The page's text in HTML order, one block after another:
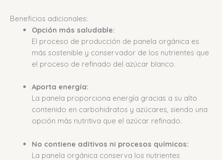
Beneficios adicionales:
Opción más saludable:
El proceso de producción de panela orgánica es
más sostenible y conservador de los nutrientes que
el proceso de refinado del azúcar blanco.
Aporta energía:
La panela proporciona energía gracias a su alto
contenido en carbohidratos y azúcares, siendo una
opción más nutritiva que el azúcar refinado.
No contiene aditivos ni procesos químicos:
La panela orgánica conserva los nutrientes